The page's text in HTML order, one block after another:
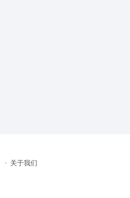
关于我们